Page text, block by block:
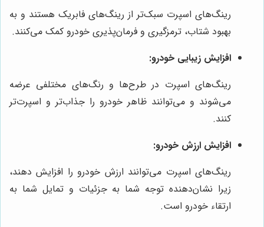
رینگ‌های اسپرت سبک‌تر از رینگ‌های فابریک هستند و به
بهبود شتاب، ترمزگیری و فرمان‌پذیری خودرو کمک می‌کنند.
افزایش زیبایی خودرو:
رینگ‌های اسپرت در طرح‌ها و رنگ‌های مختلفی عرضه
می‌شوند و می‌توانند ظاهر خودرو را جذاب‌تر و اسپرت‌تر
کنند.
افزایش ارزش خودرو:
رینگ‌های اسپرت می‌توانند ارزش خودرو را افزایش دهند،
زیرا نشان‌دهنده توجه شما به جزئیات و تمایل شما به
ارتقاء خودرو است.